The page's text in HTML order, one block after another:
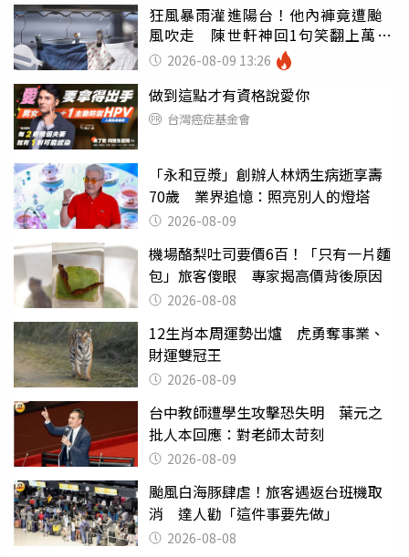
狂風暴雨灌進陽台！他內褲竟遭颱
風吹走 陳世軒神回1句笑翻上萬網
友 2026-08-09 13:26
做到這點才有資格說愛你
台灣癌症基金會
「永和豆漿」創辦人林炳生病逝享壽
70歲 業界追憶：照亮別人的燈塔
2026-08-09
機場酪梨吐司要價6百！「只有一片麵
包」旅客傻眼 專家揭高價背後原因
2026-08-08
12生肖本周運勢出爐 虎勇奪事業、
財運雙冠王
2026-08-09
台中教師遭學生攻擊恐失明 葉元之
批人本回應：對老師太苛刻
2026-08-09
颱風白海豚肆虐！旅客遇返台班機取
消 達人勸「這件事要先做」
2026-08-08